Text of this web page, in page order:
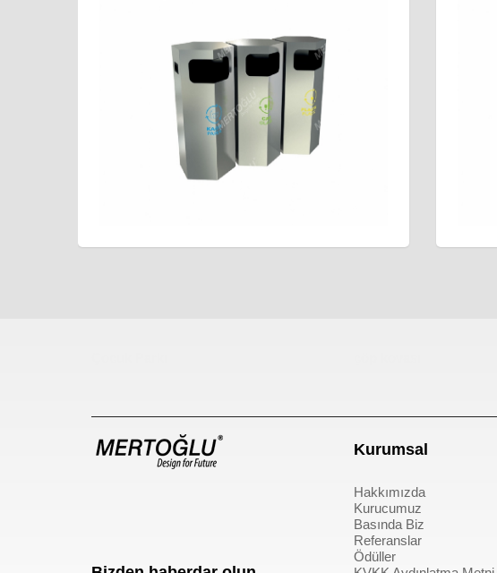
Kurumsal
Hakkımızda
Kurucumuz
Basında Biz
Referanslar
Ödüller